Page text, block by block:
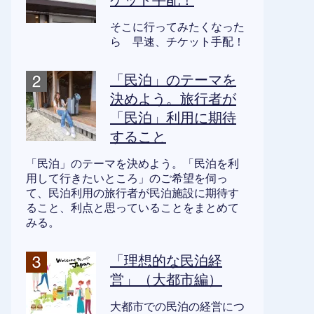
そこに行ってみたくなった
ら 早速、チケット手配！
「民泊」のテーマを
決めよう。旅行者が
「民泊」利用に期待
すること
「民泊」のテーマを決めよう。「民泊を利
用して行きたいところ」のご希望を伺っ
て、民泊利用の旅行者が民泊施設に期待す
ること、利点と思っていることをまとめて
みる。
「理想的な民泊経
営」（大都市編）
大都市での民泊の経営につ